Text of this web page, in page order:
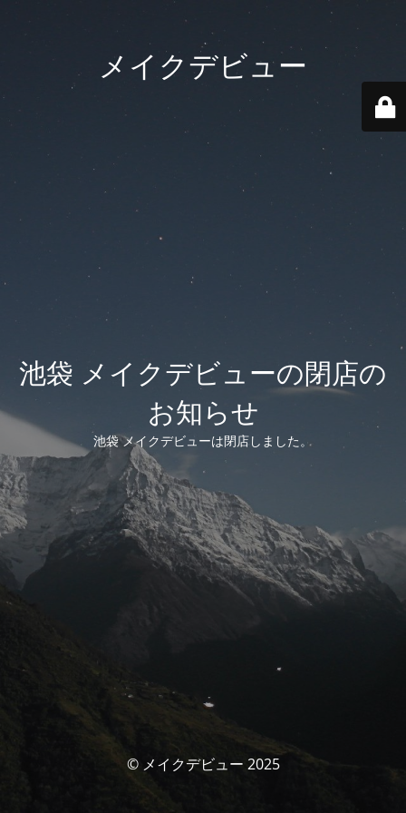
メイクデビュー
池袋 メイクデビューの閉店の
お知らせ
池袋 メイクデビューは閉店しました。
© メイクデビュー 2025